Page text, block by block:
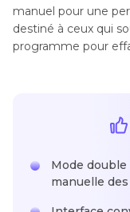
manuel pour une
destiné à ceux qui
programme pour
Mode
manuelle